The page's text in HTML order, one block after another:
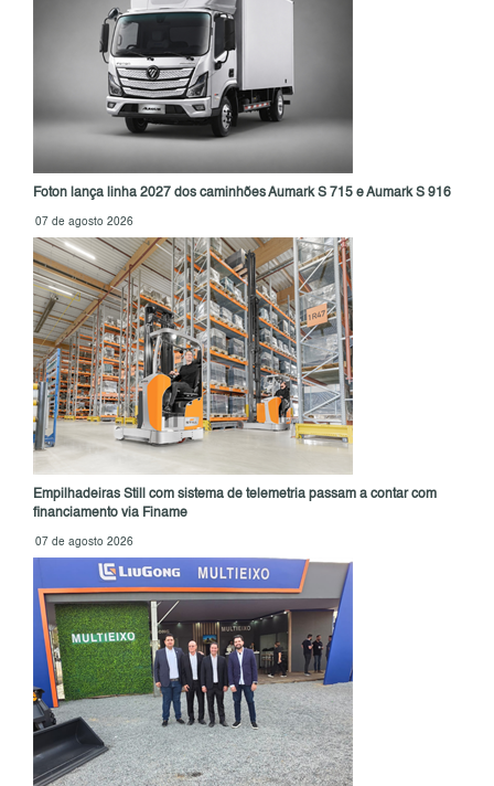
Foton lança linha 2027 dos caminhões Aumark S 715 e Aumark S 916
07 de agosto 2026
Empilhadeiras Still com sistema de telemetria passam a contar com
financiamento via Finame
07 de agosto 2026